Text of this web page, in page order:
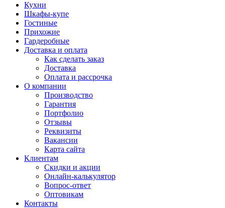
Кухни
Шкафы-купе
Гостиные
Прихожие
Гардеробные
Доставка и оплата
Как сделать заказ
Доставка
Оплата и рассрочка
О компании
Производство
Гарантия
Портфолио
Отзывы
Реквизиты
Вакансии
Карта сайта
Клиентам
Скидки и акции
Онлайн-калькулятор
Вопрос-ответ
Оптовикам
Контакты